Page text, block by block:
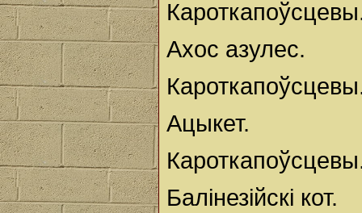
Ахос азулес.
Ацыкет.
Балінезійскі кот.